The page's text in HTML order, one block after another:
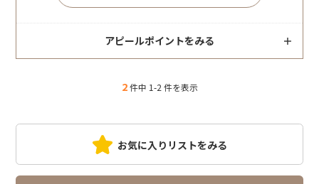
アピールポイントをみる
2件中 1-2 件を表示
お気に入りリストをみる